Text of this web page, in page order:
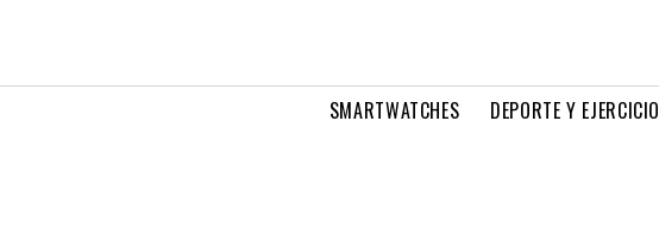
SMARTWATCHES DEPORTE Y EJERCICIO